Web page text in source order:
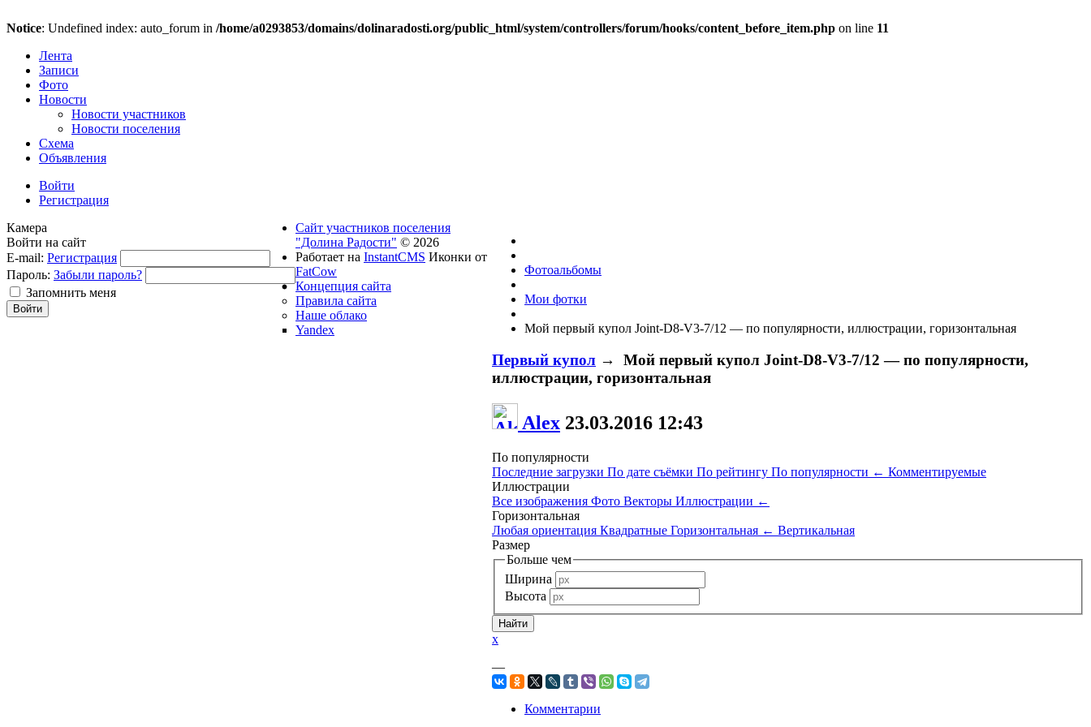
Notice: Undefined index: auto_forum in /home/a0293853/domains/dolinaradosti.org/public_html/system/controllers/forum/hooks/content_before_item.php on line 11
Лента
Записи
Фото
Новости
Новости участников
Новости поселения
Схема
Объявления
Войти
Регистрация
Фотоальбомы
Мои фотки
Мой первый купол Joint-D8-V3-7/12 — по популярности, иллюстрации, горизонтальная
Первый купол → Мой первый купол Joint-D8-V3-7/12 — по популярности,
иллюстрации, горизонтальная
Alex 23.03.2016 12:43
По популярности
Последние загрузки По дате съёмки По рейтингу По популярности ← Комментируемые
Иллюстрации
Все изображения Фото Векторы Иллюстрации ←
Горизонтальная
Любая ориентация Квадратные Горизонтальная ← Вертикальная
Размер
Больше чем
Ширина
Высота
x
—
Комментарии
Камера
Войти на сайт
E-mail: Регистрация
Пароль: Забыли пароль?
Запомнить меня
Сайт участников поселения
"Долина Радости" © 2026
Работает на InstantCMS Иконки от
FatCow
Концепция сайта
Правила сайта
Наше облако
Yandex